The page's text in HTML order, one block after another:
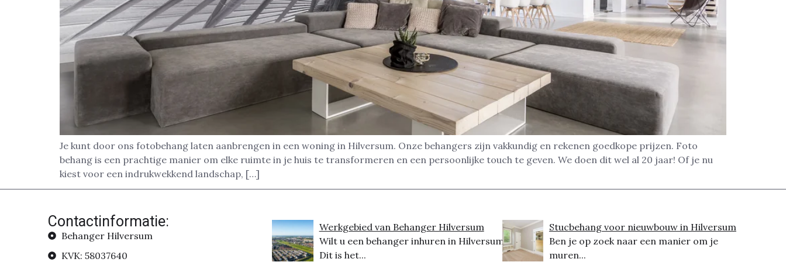
Je kunt door ons fotobehang laten aanbrengen in een woning in Hilversum. Onze behangers zijn vakkundig en rekenen goedkope prijzen. Foto
behang is een prachtige manier om elke ruimte in je huis te transformeren en een persoonlijke touch te geven. We doen dit wel al 20 jaar! Of je nu
kiest voor een indrukwekkend landschap, […]
Contactinformatie:
Behanger Hilversum
KVK: 58037640
Werkgebied van Behanger Hilversum
Wilt u een behanger inhuren in Hilversum?
Dit is het...
Stucbehang voor nieuwbouw in Hilversum
Ben je op zoek naar een manier om je
muren...